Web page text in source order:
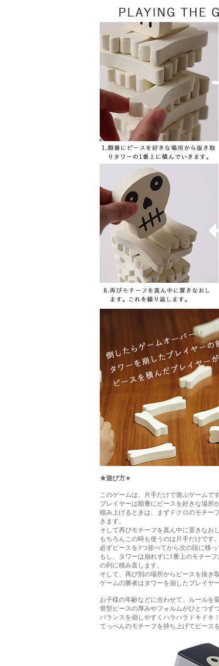
★遊び方★
このゲームは、片手だけで遊ぶゲームで
プレイヤーは順番にピースを好きな場所
積み上げるときは、まずドクロのモチー
きます。
そして再びモチーフを真ん中に置きなお
もちろんこの時も使うのは片手だけです
必ずピースを3つ並べてから次の段に移
もし、タワーは崩れずに1番上のモチー
の列に積み直します。
そして、再び別の場所からピースを抜き
ゲームの勝者はタワーを崩したプレイヤ
お子様の年齢などに合わせて、ルールを
骨型ピースの厚みやフォルムがひとつず
バランスを崩しやすくハラハラドキドキ
てっぺんのモチーフを持ち上げてピース